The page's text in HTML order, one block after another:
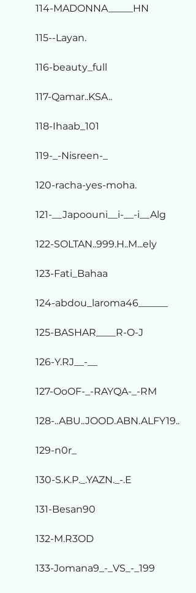
114-MADONNA_____HN
115--Layan.
116-beauty_full
117-Qamar..KSA..
118-Ihaab_101
119-_-Nisreen-_
120-racha-yes-moha.
121-__Japoouni__i-__-i__Alg
122-SOLTAN..999.H..M...ely
123-Fati_Bahaa
124-abdou_laroma46______
125-BASHAR____R-O-J
126-Y.RJ__-__
127-OoOF-_-RAYQA-_-RM
128-..ABU..JOOD.ABN.ALFY19..
129-n0r_
130-S.K.P._.YAZN._-.E
131-Besan90
132-M.R3OD
133-Jomana9_-_VS_-_199